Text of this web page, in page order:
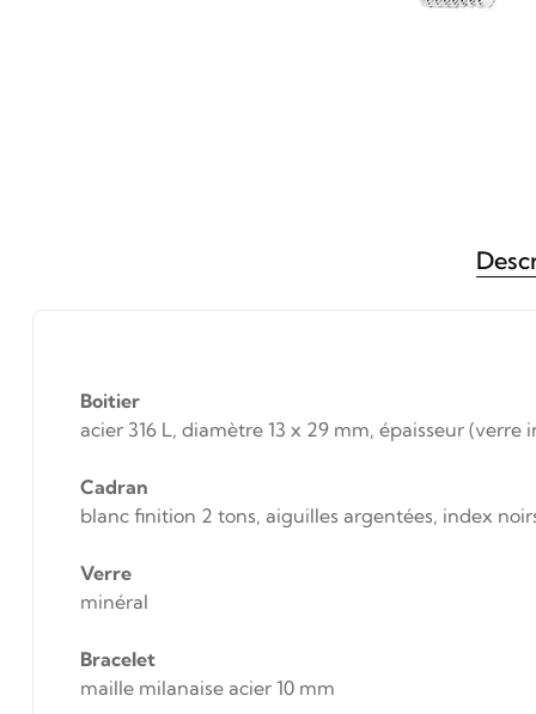
Boitier
acier 316 L, diamètre 13 x 29 mm, épaisseur (verre
Cadran
blanc finition 2 tons, aiguilles argentées, index
Verre
minéral
Bracelet
maille milanaise acier 10 mm